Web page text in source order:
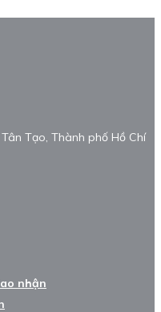
Tạo, Thành phố Hồ Chí
nhận